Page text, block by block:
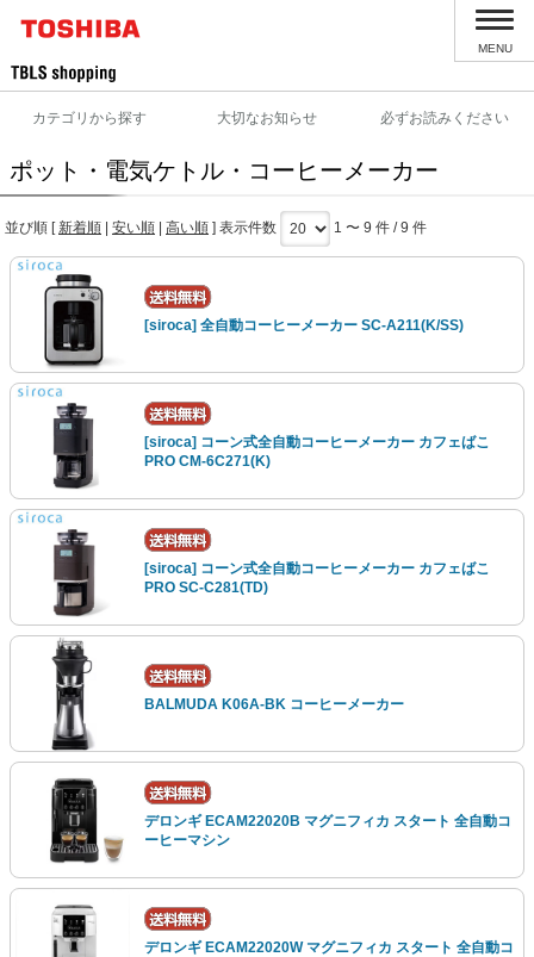
MENU
カテゴリから探す 大切なお知らせ 必ずお読みください
ポット・電気ケトル・コーヒーメーカー
並び順 [新着順 安い順 高い順 ] 表示件数 1 〜 9 件 / 9 件
[siroca] 全自動コーヒーメーカー SC-A211(K/SS)
[siroca] コーン式全自動コーヒーメーカー カフェばこ
PRO CM-6C271(K)
[siroca] コーン式全自動コーヒーメーカー カフェばこ
PRO SC-C281(TD)
BALMUDA K06A-BK コーヒーメーカー
デロンギ ECAM22020B マグニフィカ スタート 全自動コ
ーヒーマシン
デロンギ ECAM22020W マグニフィカ スタート 全自動コ